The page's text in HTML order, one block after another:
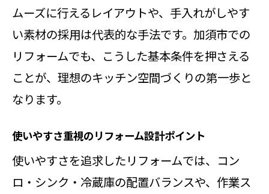
省エネ対応リフォームのポイント解
説
実例から学ぶ快適なキッチン空間づくり
のポイント
化術
水回りリフォーム成功の秘訣を徹底
紹介
ムーズに行えるレイアウトや、手入れがしやす
い素材の採用は代表的な手法です。加須市での
リフォームでも、こうした基本条件を押さえる
ことが、理想のキッチン空間づくりの第一歩と
なります。
使いやすさ重視のリフォーム設計ポイント
使いやすさを追求したリフォームでは、コン
ロ・シンク・冷蔵庫の配置バランスや、作業ス